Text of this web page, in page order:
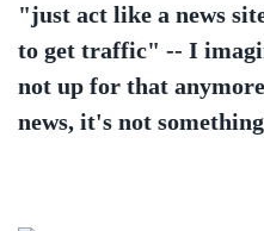
"just act like a news
to get traffic" -- I
not up for that
news, it's not